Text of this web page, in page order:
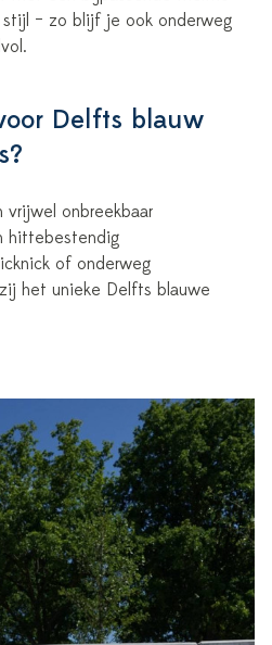
– zo blijf je ook onderweg
Delfts blauw
onbreekbaar
hittebestendig
of onderweg
het unieke Delfts blauwe